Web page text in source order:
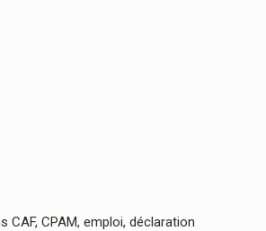
CAF, CPAM, emploi, déclaration